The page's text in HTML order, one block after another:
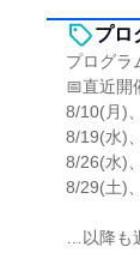
プロ
プログラ
📅直近開
8/10(月)
8/19(水)
8/26(水)
8/29(土)
…以降